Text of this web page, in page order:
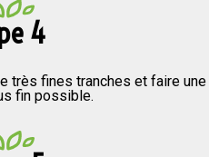
4
très fines tranches et faire une
fin possible.